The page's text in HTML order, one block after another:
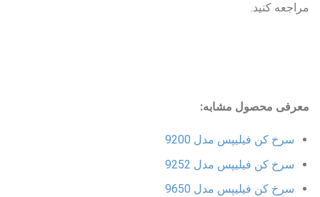
مراجعه کنید.
معرفی محصول مشابه:
سرخ کن فیلیپس مدل 9200
سرخ کن فیلیپس مدل 9252
سرخ کن فیلیپس مدل 9650